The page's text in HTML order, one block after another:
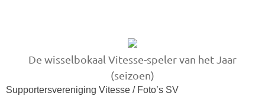
De wisselbokaal Vitesse-speler van het Jaar
(seizoen)
Supportersvereniging Vitesse / Foto’s SV